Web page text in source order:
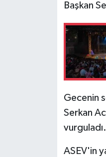
Başkan
Gecenin
Serkan
vurguladı.
ASEV'in
SPOR HABERLERİ